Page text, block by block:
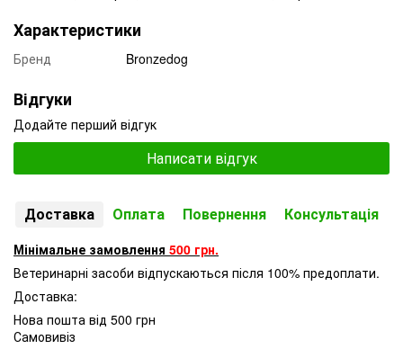
Характеристики
Бренд Bronzedog
Відгуки
Додайте перший відгук
Написати відгук
Доставка Оплата Повернення Консультація
Мінімальне замовлення 500 грн.
Ветеринарні засоби відпускаються після 100% предоплати.
Доставка:
Нова пошта від 500 грн
Самовивіз